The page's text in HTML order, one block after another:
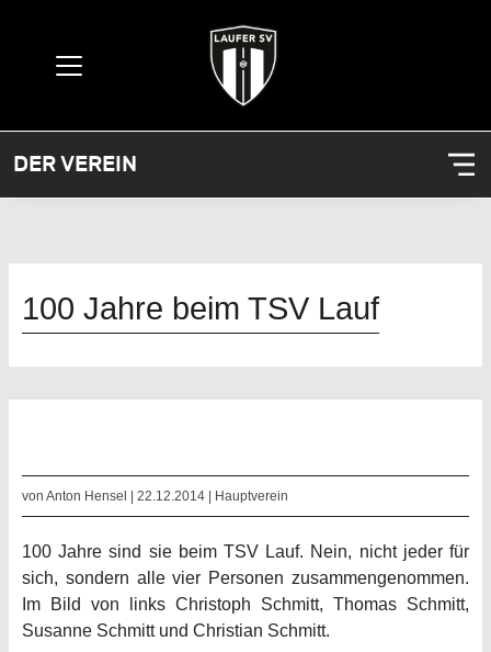
DER VEREIN
100 Jahre beim TSV Lauf
von Anton Hensel | 22.12.2014 | Hauptverein
100 Jahre sind sie beim TSV Lauf. Nein, nicht jeder für
sich, sondern alle vier Personen zusammengenommen.
Im Bild von links Christoph Schmitt, Thomas Schmitt,
Susanne Schmitt und Christian Schmitt.